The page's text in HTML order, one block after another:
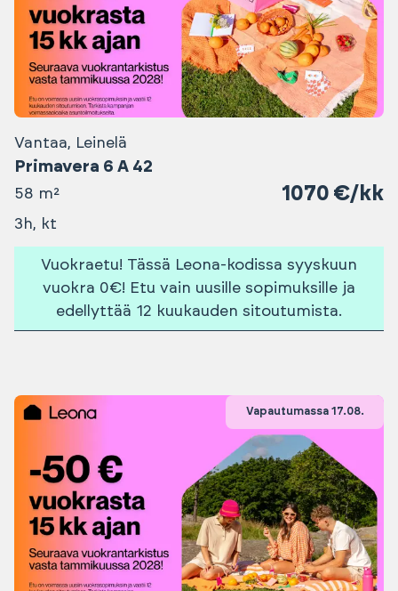
Vantaa, Leinelä
Primavera 6 A 42
58 m² 1070 €/kk
3h, kt
Vuokraetu! Tässä Leona-kodissa syyskuun
vuokra 0€! Etu vain uusille sopimuksille ja
edellyttää 12 kuukauden sitoutumista.
Vapautumassa 17.08.